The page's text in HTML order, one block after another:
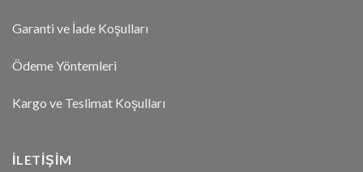
Garanti ve İade Koşulları
Ödeme Yöntemleri
Kargo ve Teslimat Koşulları
İLETIŞIM